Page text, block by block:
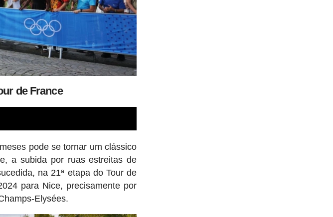
de France
pode se tornar um clássico
a subida por ruas estreitas de
na 21ª etapa do Tour de
para Nice, precisamente por
Elysées.